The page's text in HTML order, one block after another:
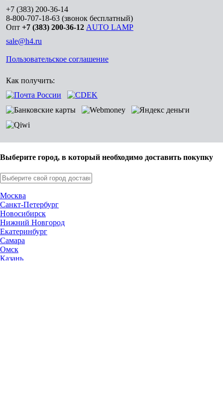
+7 (383) 200-36-14
8-800-707-18-63 (звонок бесплатный)
Опт +7 (383) 200-36-12 AUTO LAMP
sale@h4.ru
Пользовательское соглашение
Как получить:
Выберите город, в который необходимо доставить покупку
Москва
Санкт-Петербург
Новосибирск
Нижний Новгород
Екатеринбург
Самара
Омск
Казань